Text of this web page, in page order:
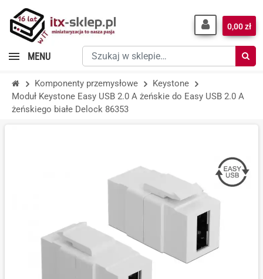
Szukaj
w
sklepie…
0,00 zł
MENU
Komponenty przemysłowe
Keystone
Moduł Keystone Easy USB 2.0 A żeńskie do Easy USB 2.0 A
żeńskiego białe Delock 86353